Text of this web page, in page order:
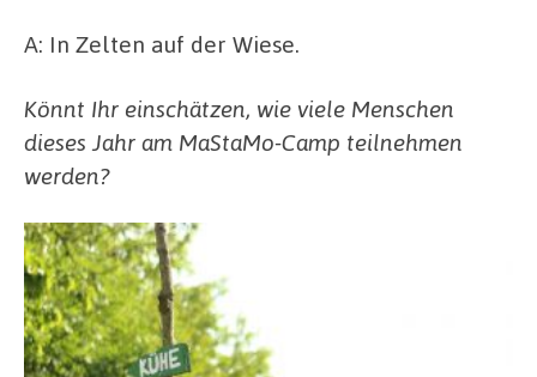
A: In Zelten auf der Wiese.
Könnt Ihr einschätzen, wie viele Menschen
dieses Jahr am MaStaMo-Camp teilnehmen
werden?